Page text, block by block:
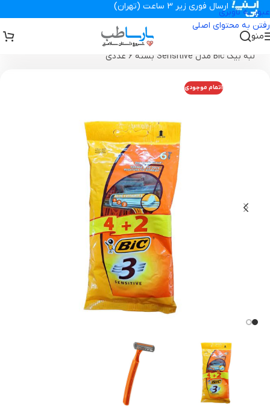
عبور به ناوبری
رفتن به محتوای اصلی
ارسال فوری زیر 3 ساعت (تهران)
منو
تجهیزات پزشکی پارساطب محصولات بهداشتی
ژیلت سه
لبه بیک Bic مدل Sensitive بسته 6 عددی
اتمام موجودی